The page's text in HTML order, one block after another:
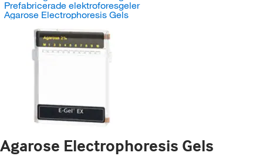
Prefabricerade elektroforesgeler
Agarose Electrophoresis Gels
Agarose Electrophoresis Gels